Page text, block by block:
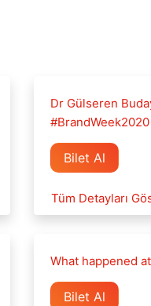
Dr Gülseren
#BrandWeek2020
Bilet Al
Tüm Detayları
What happened
Bilet Al